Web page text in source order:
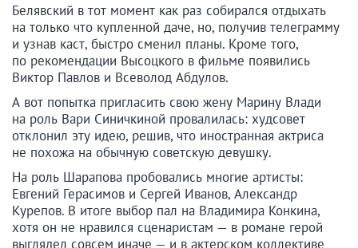
Белявский в тот момент как раз собирался отдыхать
на только что купленной даче, но, получив телеграмму
и узнав каст, быстро сменил планы. Кроме того,
по рекомендации Высоцкого в фильме появились
Виктор Павлов и Всеволод Абдулов.
А вот попытка пригласить свою жену Марину Влади
на роль Вари Синичкиной провалилась: худсовет
отклонил эту идею, решив, что иностранная актриса
не похожа на обычную советскую девушку.
На роль Шарапова пробовались многие артисты:
Евгений Герасимов и Сергей Иванов, Александр
Курепов. В итоге выбор пал на Владимира Конкина,
хотя он не нравился сценаристам — в романе герой
выглядел совсем иначе — и в актерском коллективе